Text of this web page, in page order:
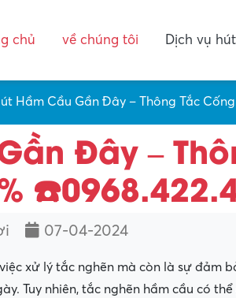
chủ về chúng tôi Dịch vụ
Hầm Cầu Gần Đây – Thông Tắc
Đây –
07-04-2024
xử lý tắc nghẽn mà còn là sự đảm
Tuy nhiên, tắc nghẽn hầm cầu có